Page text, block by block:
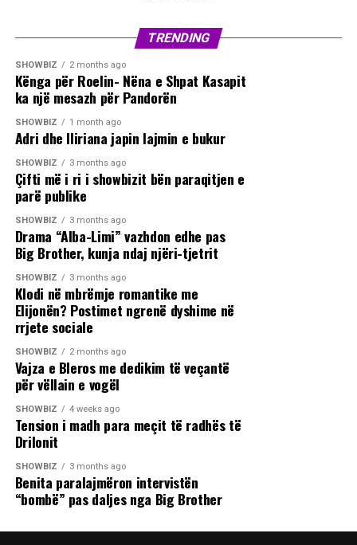
TRENDING
SHOWBIZ 2 months ago
Kënga për Roelin- Nëna e Shpat Kasapit
ka një mesazh për Pandorën
SHOWBIZ 1 month ago
Adri dhe Iliriana japin lajmin e bukur
SHOWBIZ 3 months ago
Çifti më i ri i showbizit bën paraqitjen e
parë publike
SHOWBIZ 3 months ago
Drama “Alba-Limi” vazhdon edhe pas
Big Brother, kunja ndaj njëri-tjetrit
SHOWBIZ 3 months ago
Klodi në mbrëmje romantike me
Elijonën? Postimet ngrenë dyshime në
rrjete sociale
SHOWBIZ 2 months ago
Vajza e Bleros me dedikim të veçantë
për vëllain e vogël
SHOWBIZ 4 weeks ago
Tension i madh para meçit të radhës të
Drilonit
SHOWBIZ 3 months ago
Benita paralajmëron intervistën
“bombë” pas daljes nga Big Brother